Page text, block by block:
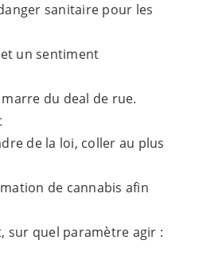
sanitaire pour les
un sentiment
du deal de rue.
de la loi, coller au plus
de cannabis afin
sur quel paramètre agir :